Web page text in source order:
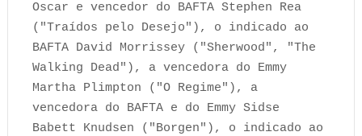
Oscar e vencedor do BAFTA Stephen Rea
("Traídos pelo Desejo"), o indicado ao
BAFTA David Morrissey ("Sherwood", "The
Walking Dead"), a vencedora do Emmy
Martha Plimpton ("O Regime"), a
vencedora do BAFTA e do Emmy Sidse
Babett Knudsen ("Borgen"), o indicado ao